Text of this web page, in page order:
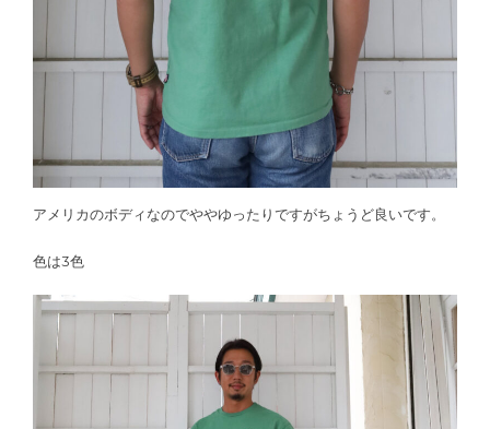
アメリカのボディなのでややゆったりですがちょうど良いです。
色は3色